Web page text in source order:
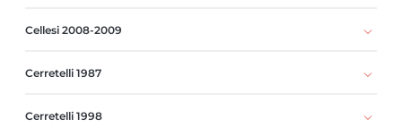
Cellesi 2008-2009
Cerretelli 1987
Cerretelli 1998